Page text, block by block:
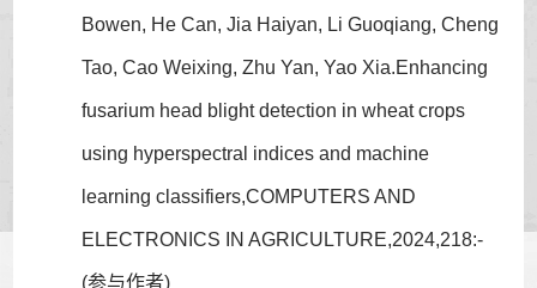
Bowen, He Can, Jia Haiyan, Li Guoqiang, Cheng
Tao, Cao Weixing, Zhu Yan, Yao Xia.Enhancing
fusarium head blight detection in wheat crops
using hyperspectral indices and machine
learning classifiers,COMPUTERS AND
ELECTRONICS IN AGRICULTURE,2024,218:-
(参与作者)